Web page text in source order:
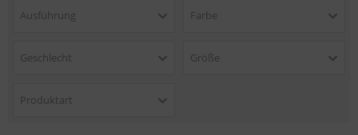
Ausführung Farbe
Geschlecht Größe
Produktart